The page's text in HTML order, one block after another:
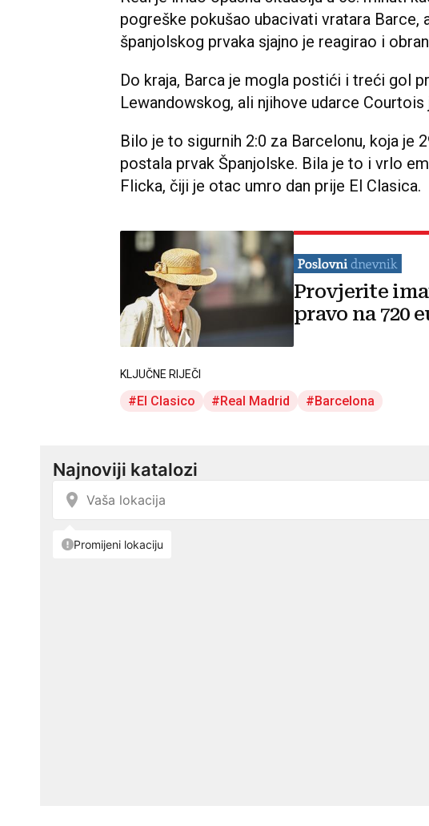
pogreške pokušao ubacivati ​​vratara Barce,
španjolskog prvaka sjajno je reagirao i
Do kraja, Barca je mogla postići i treći gol
Lewandowskog, ali njihove udarce Courtois
Bilo je to sigurnih 2:0 za Barcelonu, koja je
postala prvak Španjolske. Bila je to i vrlo
Flicka, čiji je otac umro dan prije El Clasica.
Provjerite
pravo na 720
KLJUČNE RIJEČI
El Clasico Real Madrid Barcelona